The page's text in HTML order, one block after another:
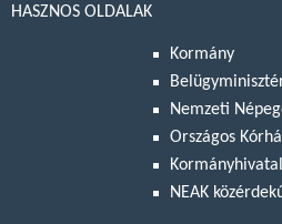
HASZNOS OLDALAK
Kormány
Nemzeti
Országos
NEAK